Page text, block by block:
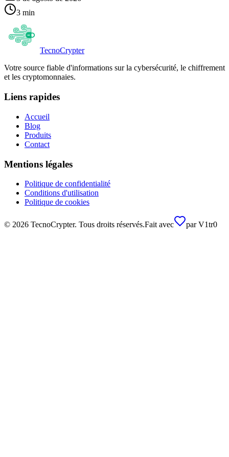
3 min
TecnoCrypter
Votre source fiable d'informations sur la cybersécurité, le chiffrement
et les cryptomonnaies.
Liens rapides
Accueil
Blog
Produits
Contact
Mentions légales
Politique de confidentialité
Conditions d'utilisation
Politique de cookies
© 2026 TecnoCrypter. Tous droits réservés.Fait avec parV1tr0